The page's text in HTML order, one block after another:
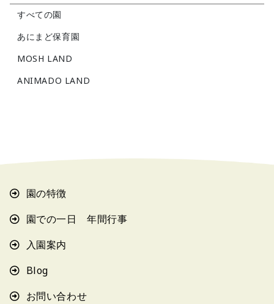
すべての園
あにまど保育園
MOSH LAND
ANIMADO LAND
園の特徴
園での一日 年間行事
入園案内
Blog
お問い合わせ